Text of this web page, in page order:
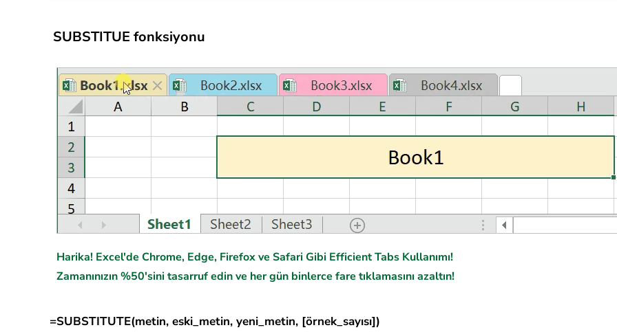
SUBSTITUE fonksiyonu
Harika! Excel'de Chrome, Edge, Firefox ve Safari Gibi Efficient Tabs Kullanımı!
Zamanınızın %50'sini tasarruf edin ve her gün binlerce fare tıklamasını azaltın!
=SUBSTITUTE(metin, eski_metin, yeni_metin, [örnek_sayısı])